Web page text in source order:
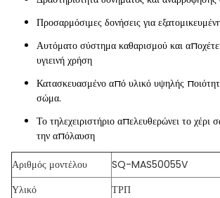
Προσαρμόσιμες δονήσεις για
Αυτόματο σύστημα καθαρισμού και
υγιεινή χρήση
Κατασκευασμένο από υλικό υψηλής
σώμα.
Το τηλεχειριστήριο απελευθερώνει το χέρι
την απόλαυση
Αριθμός μοντέλου
SQ-MAS50055V
Υλικό
ΤΡΠ